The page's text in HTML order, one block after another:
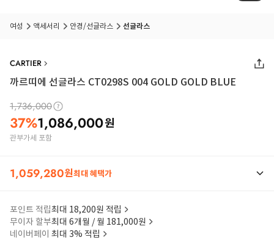
여성 액세서리 안경/선글라스 선글라스
CARTIER
까르띠에 선글라스 CT0298S 004 GOLD GOLD BLUE
1,736,000
37%1,086,000원
관부가세 포함
1,059,280원최대 혜택가
포인트 적립최대 18,200원 적립
무이자 할부최대 6개월 / 월 181,000원
네이버페이 최대 3% 적립